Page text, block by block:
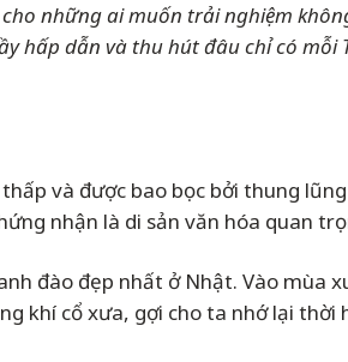
những ai muốn trải nghiệm
hấp dẫn và thu hút đâu chỉ có mỗi
và được bao bọc bởi thung
nhận là di sản văn hóa quan
đào đẹp nhất ở Nhật. Vào mùa
khí cổ xưa, gợi cho ta nhớ lại thời